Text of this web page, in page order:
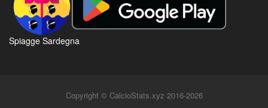
Spiagge Sardegna
Copyright © CalcioStats.xyz 2016-2026